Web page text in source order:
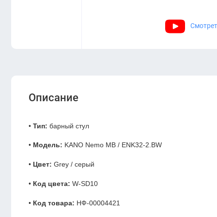
Описание
•Тип: барный стул
• Модель: KANO Nemo MB / ENK32-2.BW
• Цвет: Grey / серый
• Код цвета: W-SD10
• Код товара: НФ-00004421